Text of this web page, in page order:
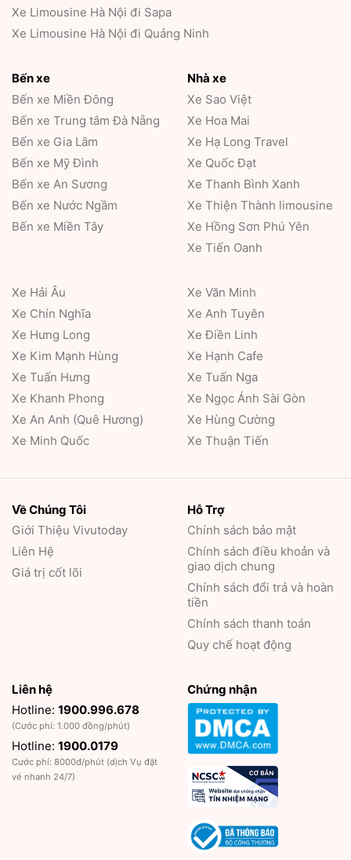
Xe Limousine Hà Nội đi Sapa
Xe Limousine Hà Nội đi Quảng Ninh
Bến xe
Bến xe Miền Đông
Bến xe Trung tâm Đà Nẵng
Bến xe Gia Lâm
Bến xe Mỹ Đình
Bến xe An Sương
Bến xe Nước Ngầm
Bến xe Miền Tây
Nhà xe
Xe Sao Việt
Xe Hoa Mai
Xe Hạ Long Travel
Xe Quốc Đạt
Xe Thanh Bình Xanh
Xe Thiện Thành limousine
Xe Hồng Sơn Phú Yên
Xe Tiến Oanh
Xe Hải Âu
Xe Chín Nghĩa
Xe Hưng Long
Xe Kim Mạnh Hùng
Xe Tuấn Hưng
Xe Khanh Phong
Xe An Anh (Quê Hương)
Xe Minh Quốc
Xe Văn Minh
Xe Anh Tuyên
Xe Điền Linh
Xe Hạnh Cafe
Xe Tuấn Nga
Xe Ngọc Ánh Sài Gòn
Xe Hùng Cường
Xe Thuận Tiến
Về Chúng Tôi
Giới Thiệu Vivutoday
Liên Hệ
Giá trị cốt lõi
Hỗ Trợ
Chính sách bảo mật
Chính sách điều khoản và
giao dịch chung
Chính sách đổi trả và hoàn
tiền
Chính sách thanh toán
Quy chế hoạt động
Liên hệ
Hotline: 1900.996.678
(Cước phí: 1.000 đồng/phút)
Hotline: 1900.0179
Cước phí: 8000đ/phút (dịch Vụ đặt
vé nhanh 24/7)
Chứng nhận